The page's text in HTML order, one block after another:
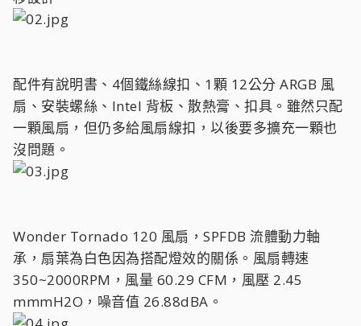
配件有說明書、4個鐵絲線扣、1顆 12公分 ARGB 風
扇、安裝螺絲、Intel 背板、散熱膏、扣具。雖然只配
一顆風扇，但仍多給風扇線扣，以後要多擴充一顆也
沒問題。
Wonder Tornado 120 風扇，SPFDB 流體動力軸
承，扇葉為白色因為搭配燈效的關係。風扇轉速
350~2000RPM，風量 60.29 CFM，風壓 2.45
mmmH2O，噪音值 26.88dBA。